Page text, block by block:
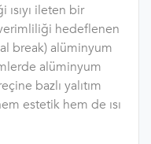
ileten bir
hedeflenen
break) alüminyum
alüminyum
bazlı yalıtım
estetik hem de ısı